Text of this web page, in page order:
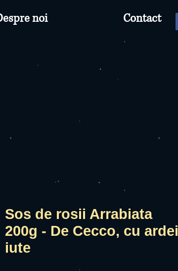
noi Contact
Sos de rosii Arrabiata
200g - De Cecco, cu ardei
iute